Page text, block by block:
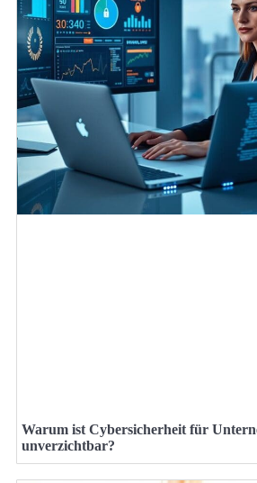
Warum ist Cybersicherheit für
unverzichtbar?